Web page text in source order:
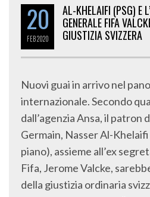
20
FEB2020
AL-KHELAIFI (PSG) E
GENERALE FIFA
GIUSTIZIA SVIZZERA
Nuovi guai in arrivo nel
internazionale. Secondo
dall’agenzia Ansa, il patron
Germain, Nasser Al-
piano), assieme all’ex
Fifa, Jerome Valcke,
della giustizia ordinaria